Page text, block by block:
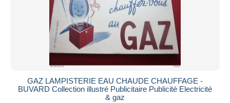
GAZ LAMPISTERIE EAU CHAUDE CHAUFFAGE -
BUVARD Collection illustré Publicitaire Publicité Electricité
& gaz